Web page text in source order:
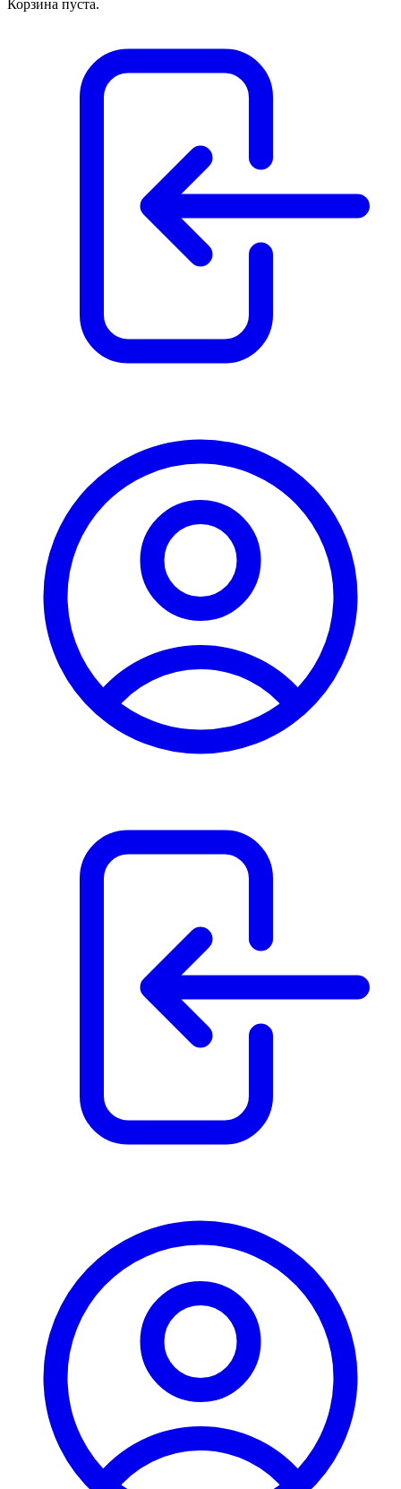
Корзина пуста.